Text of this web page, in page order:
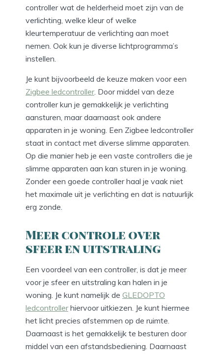
controller wat de helderheid moet zijn van de
verlichting, welke kleur of welke
kleurtemperatuur de verlichting aan moet
nemen. Ook kun je diverse lichtprogramma’s
instellen.
Je kunt bijvoorbeeld de keuze maken voor een
Zigbee ledcontroller. Door middel van deze
controller kun je gemakkelijk je verlichting
aansturen, maar daarnaast ook andere
apparaten in je woning. Een Zigbee ledcontroller
staat in contact met diverse slimme apparaten.
Op die manier heb je een vaste controllers die je
slimme apparaten aan kan sturen in je woning.
Zonder een goede controller haal je vaak niet
het maximale uit je verlichting en dat is natuurlijk
erg zonde.
Meer controle over
sfeer en uitstraling
Een voordeel van een controller, is dat je meer
voor je sfeer en uitstraling kan halen in je
woning. Je kunt namelijk de GLEDOPTO
ledcontrollerhiervoor uitkiezen. Je kunt hiermee
het licht precies afstemmen op de ruimte.
Daarnaast is het gemakkelijk te besturen door
middel van een afstandsbediening. Daarnaast